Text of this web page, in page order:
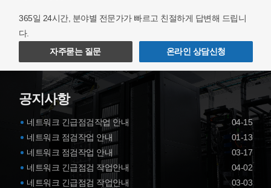
365일 24시간, 분야별 전문가가 빠르고 친절하게 답변해 드립니
다.
자주묻는 질문
온라인 상담신청
공지사항
네트워크 긴급점검작업 안내
04-15
네트워크 점검작업 안내
01-13
네트워크 점검작업 안내
03-17
네트워크 긴급점검 작업안내
04-02
네트워크 긴급점검 작업안내
03-03